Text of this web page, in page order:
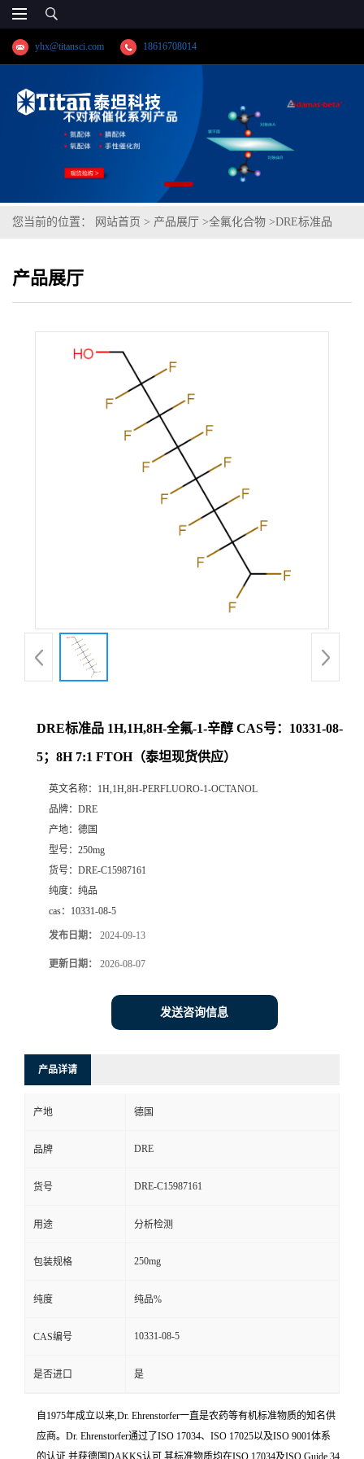
yhx@titansci.com 18616708014
您当前的位置： 网站首页 > 产品展厅 >全氟化合物 >DRE标准品
货供应）
产品展厅
DRE标准品 1H,1H,8H-全氟-1-辛醇 CAS号：10331-08-
5；8H 7:1 FTOH（泰坦现货供应）
英文名称： 1H,1H,8H-PERFLUORO-1-OCTANOL
品牌： DRE
产地： 德国
型号： 250mg
货号： DRE-C15987161
纯度： 纯品
cas： 10331-08-5
发布日期： 2024-09-13
更新日期： 2026-08-07
发送咨询信息
产品详请
产地 德国
品牌 DRE
货号 DRE-C15987161
用途 分析检测
包装规格 250mg
纯度 纯品%
CAS编号 10331-08-5
是否进口 是
自1975年成立以来,Dr. Ehrenstorfer一直是农药等有机标准物质的知名供
应商。Dr. Ehrenstorfer通过了ISO 17034、ISO 17025以及ISO 9001体系
的认证,并获德国DAKKS认可,其标准物质均在ISO 17034及ISO Guide 34